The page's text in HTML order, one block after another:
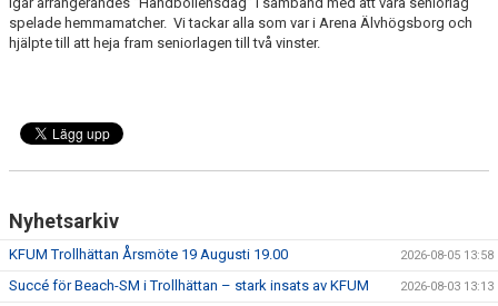
spelade hemmamatcher. Vi tackar alla som var i Arena Älvhögsborg och
hjälpte till att heja fram seniorlagen till två vinster.
Nyhetsarkiv
KFUM Trollhättan Årsmöte 19 Augusti 19.00 2026-08-05 13:58
Succé för Beach-SM i Trollhättan – stark insats av KFUM 2026-08-03 13:13